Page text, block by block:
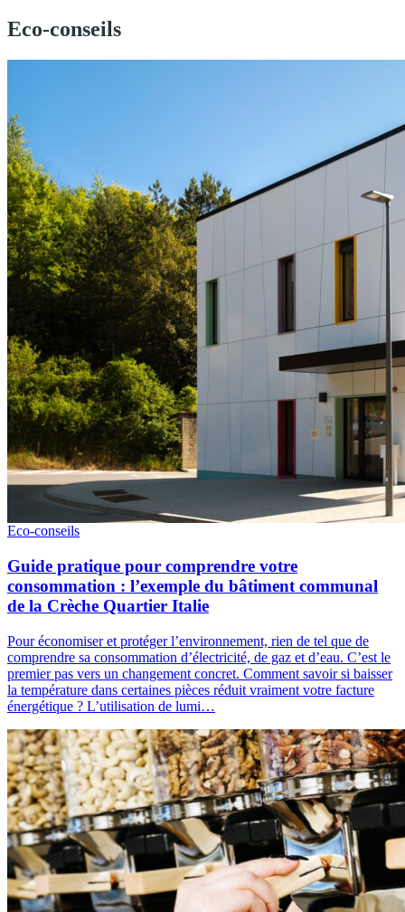
Eco-conseils
Eco-conseils
Guide pratique pour comprendre votre
consommation : l’exemple du bâtiment communal
de la Crèche Quartier Italie
Pour économiser et protéger l’environnement, rien de tel que de
comprendre sa consommation d’électricité, de gaz et d’eau. C’est le
premier pas vers un changement concret. Comment savoir si baisser
la température dans certaines pièces réduit vraiment votre facture
énergétique ? L’utilisation de lumi…